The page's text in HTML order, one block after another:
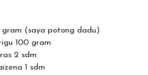
gram (saya potong dadu)
100 gram
2 sdm
1 sdm